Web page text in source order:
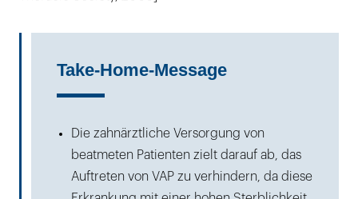
Take-Home-Message
Die zahnärztliche Versorgung von
beatmeten Patienten zielt darauf ab, das
Auftreten von VAP zu verhindern, da diese